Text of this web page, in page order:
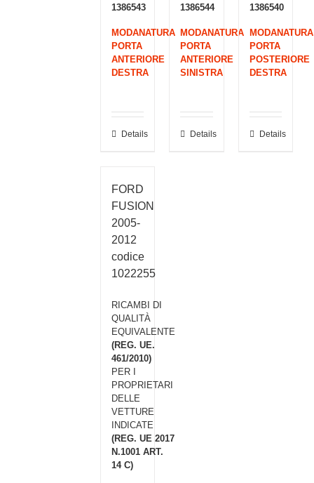
1386543
MODANATURA
PORTA
ANTERIORE
DESTRA
Details
1386544
MODANATURA
PORTA
ANTERIORE
SINISTRA
Details
1386540
MODANATURA
PORTA
POSTERIORE
DESTRA
Details
FORD
FUSION
2005-
2012
codice
1022255
RICAMBI DI
QUALITÀ
EQUIVALENTE
(REG. UE.
461/2010)
PER I
PROPRIETARI
DELLE
VETTURE
INDICATE
(REG. UE 2017
N.1001 ART.
14 C)